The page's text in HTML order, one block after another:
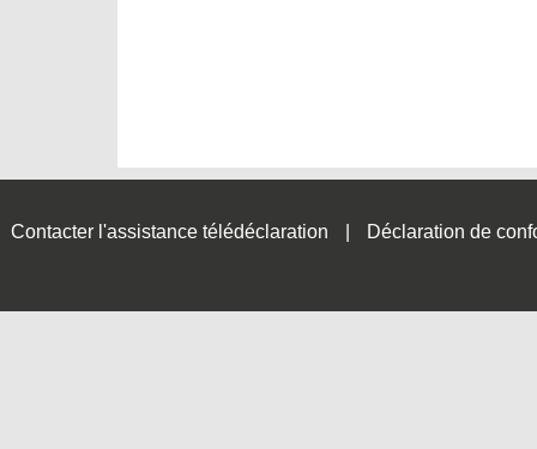
Contacter l'assistance télédéclaration Déclaration de